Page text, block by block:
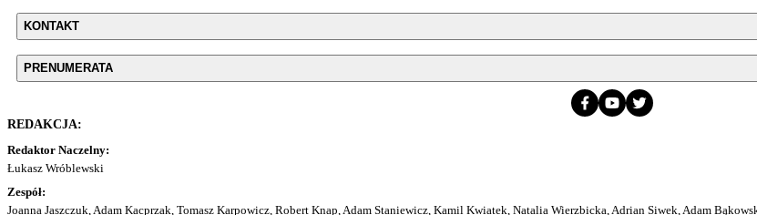
KONTAKT
PRENUMERATA
REDAKCJA:
Redaktor Naczelny:
Łukasz Wróblewski
Zespół:
Joanna Jaszczuk, Adam Kacprzak, Tomasz Karpowicz, Robert Knap, Adam Staniewicz, Kamil Kwiatek, Natalia Wierzbicka, Adrian Siwek, Adam